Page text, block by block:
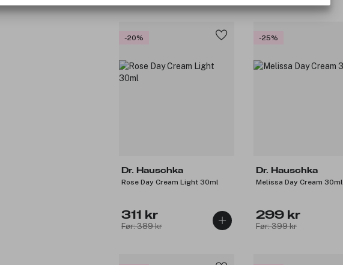
-20%
Dr. Hauschka
Rose Day Cream Light 30ml
311 kr
Før: 389 kr
-25%
Dr. Hauschka
Melissa Day Cream 30ml
299 kr
Før: 399 kr